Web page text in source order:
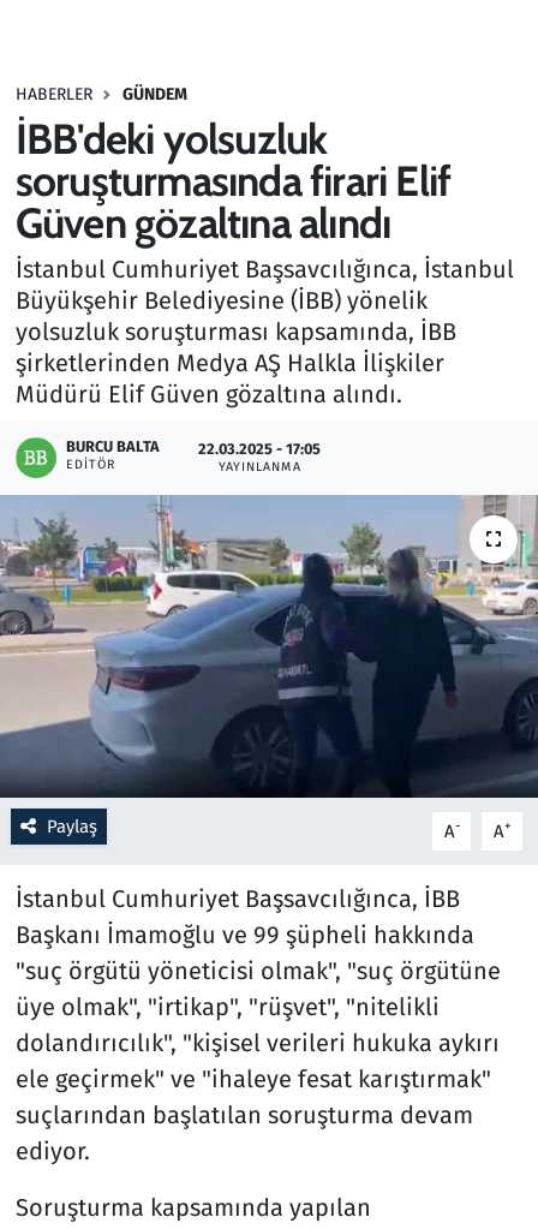
HABERLER GÜNDEM
İBB'deki yolsuzluk
soruşturmasında firari Elif
Güven gözaltına alındı
İstanbul Cumhuriyet Başsavcılığınca, İstanbul
Büyükşehir Belediyesine (İBB) yönelik
yolsuzluk soruşturması kapsamında, İBB
şirketlerinden Medya AŞ Halkla İlişkiler
Müdürü Elif Güven gözaltına alındı.
BURCU BALTA
EDITÖR
22.03.2025 - 17:05
YAYINLANMA
Paylaş A- A+
İstanbul Cumhuriyet Başsavcılığınca, İBB
Başkanı İmamoğlu ve 99 şüpheli hakkında
"suç örgütü yöneticisi olmak", "suç örgütüne
üye olmak", "irtikap", "rüşvet", "nitelikli
dolandırıcılık", "kişisel verileri hukuka aykırı
ele geçirmek" ve "ihaleye fesat karıştırmak"
suçlarından başlatılan soruşturma devam
ediyor.
Soruşturma kapsamında yapılan
Haber
Kültür Sanat
Kurumsal Haberler
Lezzet Durağı
Memur ve Kamu
Otomobil
Oyun
Ramazan
Resmi İlanlar
Rüya Tabirleri
Sağlık
Savunma Sanayi
Seçim 2023
Spor
Teknoloji ve Bilim
Televizyon